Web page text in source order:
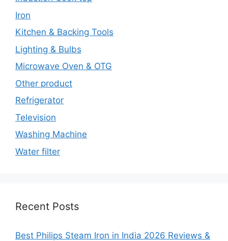
Iron
Kitchen & Backing Tools
Lighting & Bulbs
Microwave Oven & OTG
Other product
Refrigerator
Television
Washing Machine
Water filter
Recent Posts
Best Philips Steam Iron in India 2026 Reviews &